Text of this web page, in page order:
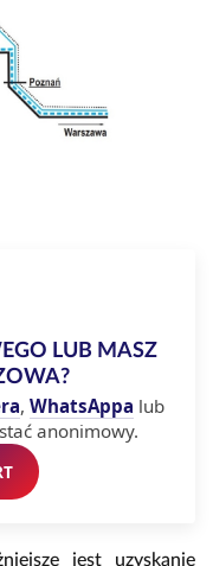
LUB MASZ
, WhatsAppa lub
anonimowy.
jest uzyskanie